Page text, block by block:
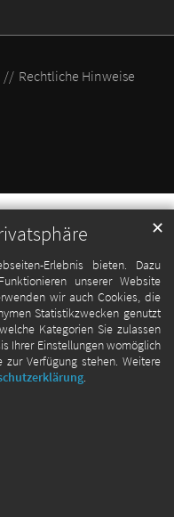
Erlebnis bieten. Dazu
unserer Website
wir auch Cookies, die
Statistikzwecken genutzt
Kategorien Sie zulassen
Ihrer Einstellungen womöglich
Verfügung stehen. Weitere
.
✕
Rechtliche Hinweise